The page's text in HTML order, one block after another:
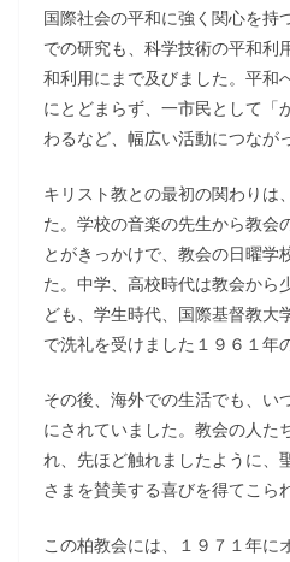
国際社会の平和に強く関心を持
での研究も、科学技術の平和利
和利用にまで及びました。平和
にとどまらず、一市民として「
わるなど、幅広い活動につなが
キリスト教との最初の関わりは
た。学校の音楽の先生から教会
とがきっかけで、教会の日曜学
た。中学、高校時代は教会から
ども、学生時代、国際基督教大
で洗礼を受けました１９６１年
その後、海外での生活でも、い
にされていました。教会の人た
れ、先ほど触れましたように、
さまを賛美する喜びを得てこら
この柏教会には、１９７１年に